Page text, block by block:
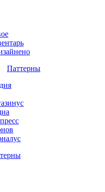
Паттерны